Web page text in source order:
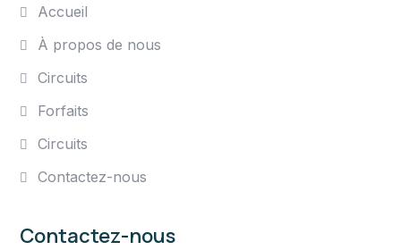
Accueil
À propos de nous
Circuits
Forfaits
Circuits
Contactez-nous
Contactez-nous